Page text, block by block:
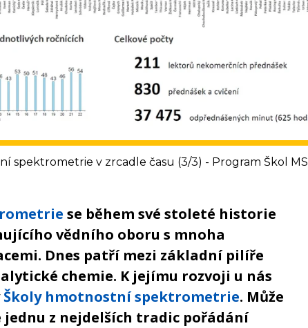
spektrometrie v zrcadle času (3/3) - Program Škol MS
se během své stoleté historie
vědního oboru s mnoha
Dnes patří mezi základní pilíře
chemie. K jejímu rozvoji u nás
Školy hmotnostní spektrometrie. Může
jednu z nejdelších tradic pořádání